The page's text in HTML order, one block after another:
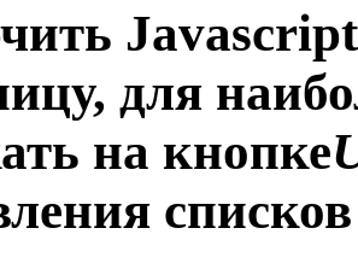
Javascript
для
на кнопке